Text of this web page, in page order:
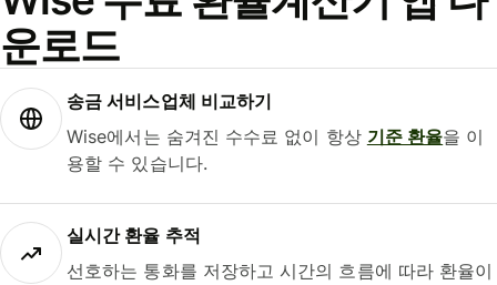
운로드
송금 서비스업체 비교하기
Wise에서는 숨겨진 수수료 없이 항상 기준 환율을 이
용할 수 있습니다.
실시간 환율 추적
선호하는 통화를 저장하고 시간의 흐름에 따라 환율이